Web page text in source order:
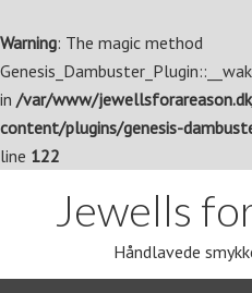
Warning: The magic method
in /var/www/
content/plugins/genesis-
line 122
Jewells
Håndlavede